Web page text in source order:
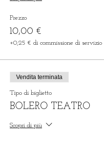
Prezzo
10,00 €
+0,25 € di commissione di
Vendita terminata
Tipo di biglietto
BOLERO TEATRO
Scopri di più